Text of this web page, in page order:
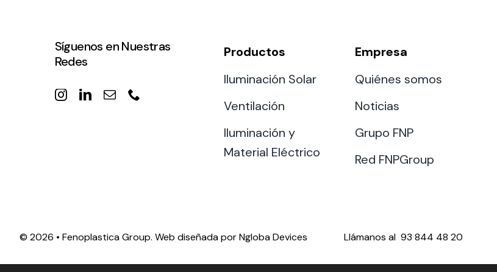
Síguenos en Nuestras
Redes
Productos
Iluminación Solar
Ventilación
Iluminación y
Material Eléctrico
Empresa
Quiénes somos
Noticias
Grupo FNP
Red FNPGroup
© 2026 • Fenoplastica Group. Web diseñada porNgloba Devices Llámanos al93 844 48 20